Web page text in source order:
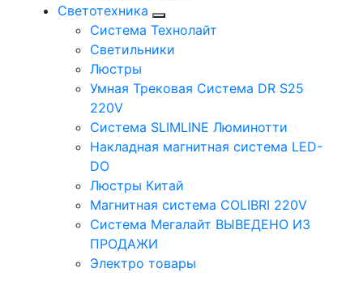
Светотехника
Система Технолайт
Светильники
Люстры
Умная Трековая Система DR S25
220V
Система SLIMLINE Люминотти
Накладная магнитная система LED-
DO
Люстры Китай
Магнитная система COLIBRI 220V
Система Мегалайт ВЫВЕДЕНО ИЗ
ПРОДАЖИ
Электро товары